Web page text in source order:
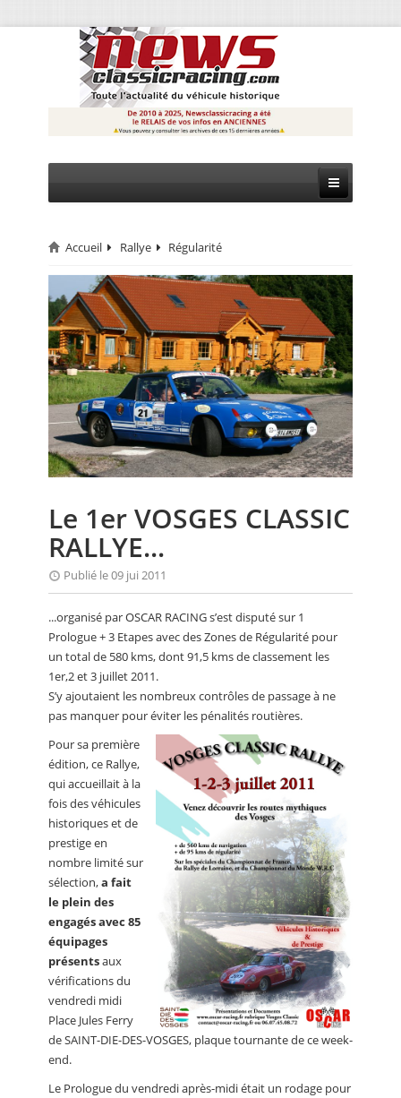
CIRCUIT
RALLYE
MONTAGNE
EVÈNEMENTS
CALENDRIER
FOCUS
ANNUAIRES
PETITES ANNONCES
Accueil Rallye Régularité
Le 1er VOSGES CLASSIC
RALLYE...
Publié le 09 jui 2011
...organisé par OSCAR RACING s’est disputé sur 1
Prologue + 3 Etapes avec des Zones de Régularité pour
un total de 580 kms, dont 91,5 kms de classement les
1er,2 et 3 juillet 2011.
S’y ajoutaient les nombreux contrôles de passage à ne
pas manquer pour éviter les pénalités routières.
Pour sa première
édition, ce Rallye,
qui accueillait à la
fois des véhicules
historiques et de
prestige en
nombre limité sur
sélection,a fait
le plein des
engagés avec 85
équipages
présentsaux
vérifications du
vendredi midi
Place Jules Ferry
de SAINT-DIE-DES-VOSGES, plaque tournante de ce week-
end.
Le Prologue du vendredi après-midi était un rodage pour